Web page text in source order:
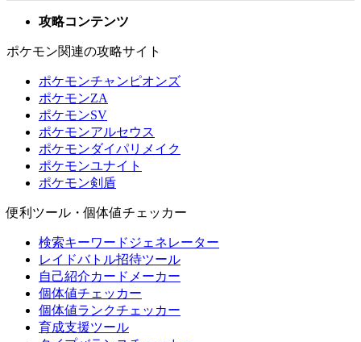
攻略コンテンツ
ポケモン関連の攻略サイト
ポケモンチャンピオンズ
ポケモンZA
ポケモンSV
ポケモンアルセウス
ポケモンダイパリメイク
ポケモンユナイト
ポケモン剣盾
便利ツール・個体値チェッカー
検索キーワードジェネレーター
レイドバトル招待ツール
自己紹介カードメーカー
個体値チェッカー
個体値ランクチェッカー
育成支援ツール